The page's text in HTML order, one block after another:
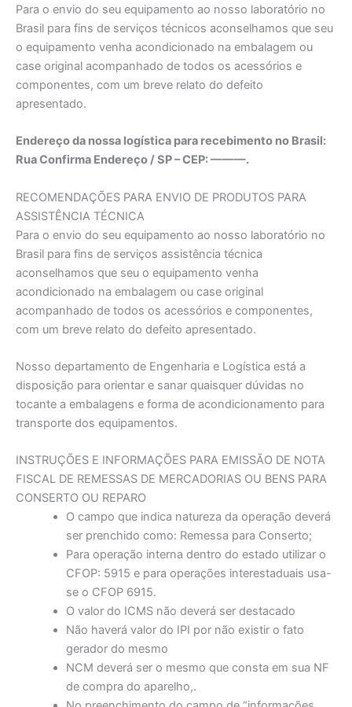
Para o envio do seu equipamento ao nosso laboratório no
Brasil para fins de serviços técnicos aconselhamos que seu
o equipamento venha acondicionado na embalagem ou
case original acompanhado de todos os acessórios e
componentes, com um breve relato do defeito
apresentado.
Endereço da nossa logística para recebimento no Brasil:
Rua Confirma Endereço / SP – CEP: ———.
RECOMENDAÇÕES PARA ENVIO DE PRODUTOS PARA
ASSISTÊNCIA TÉCNICA
Para o envio do seu equipamento ao nosso laboratório no
Brasil para fins de serviços assistência técnica
aconselhamos que seu o equipamento venha
acondicionado na embalagem ou case original
acompanhado de todos os acessórios e componentes,
com um breve relato do defeito apresentado.
Nosso departamento de Engenharia e Logística está a
disposição para orientar e sanar quaisquer dúvidas no
tocante a embalagens e forma de acondicionamento para
transporte dos equipamentos.
INSTRUÇÕES E INFORMAÇÕES PARA EMISSÃO DE NOTA
FISCAL DE REMESSAS DE MERCADORIAS OU BENS PARA
CONSERTO OU REPARO
O campo que indica natureza da operação deverá
ser prenchido como: Remessa para Conserto;
Para operação interna dentro do estado utilizar o
CFOP: 5915 e para operações interestaduais usa-
se o CFOP 6915.
O valor do ICMS não deverá ser destacado
Não haverá valor do IPI por não existir o fato
gerador do mesmo
NCM deverá ser o mesmo que consta em sua NF
de compra do aparelho,.